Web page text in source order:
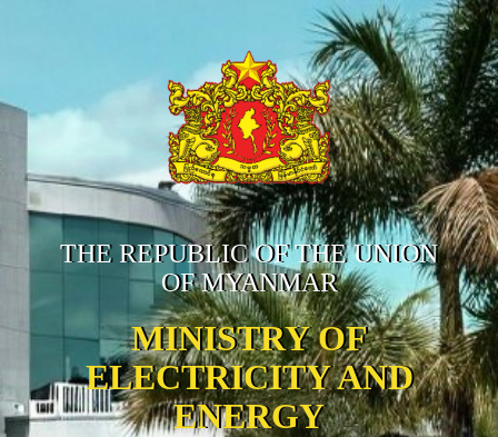
THE REPUBLIC OF THE UNION
OF MYANMAR
MINISTRY OF
ELECTRICITY AND
ENERGY